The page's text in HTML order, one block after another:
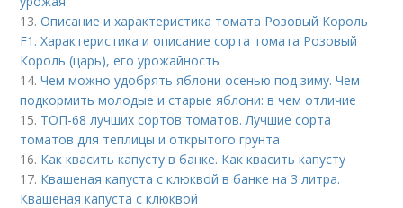
13.Описание и характеристика томата Розовый Король
F1. Характеристика и описание сорта томата Розовый
Король (царь), его урожайность
14.Чем можно удобрять яблони осенью под зиму. Чем
подкормить молодые и старые яблони: в чем отличие
15. ТОП-68 лучших сортов томатов. Лучшие сорта
томатов для теплицы и открытого грунта
16. Как квасить капусту в банке. Как квасить капусту
17. Квашеная капуста с клюквой в банке на 3 литра.
Квашеная капуста с клюквой